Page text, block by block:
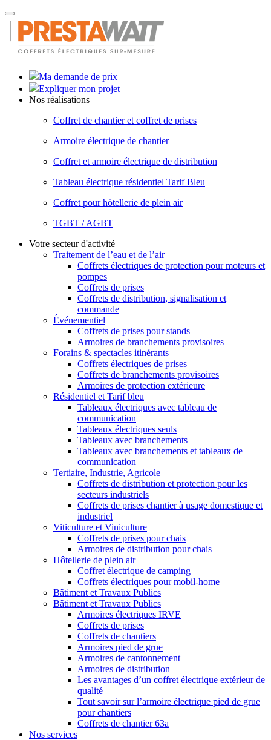
Toggle
navigation
Ma demande de prix
Expliquer mon projet
Nos réalisations
Coffret de chantier et coffret de prises
Armoire électrique de chantier
Coffret et armoire électrique de distribution
Tableau électrique résidentiel Tarif Bleu
Coffret pour hôtellerie de plein air
TGBT / AGBT
Votre secteur d'activité
Traitement de l’eau et de l’air
Coffrets électriques de protection pour moteurs et
pompes
Coffrets de prises
Coffrets de distribution, signalisation et
commande
Événementiel
Coffrets de prises pour stands
Armoires de branchements provisoires
Forains & spectacles itinérants
Coffrets électriques de prises
Coffrets de branchements provisoires
Armoires de protection extérieure
Résidentiel et Tarif bleu
Tableaux électriques avec tableau de
communication
Tableaux électriques seuls
Tableaux avec branchements
Tableaux avec branchements et tableaux de
communication
Tertiaire, Industrie, Agricole
Coffrets de distribution et protection pour les
secteurs industriels
Coffrets de prises chantier à usage domestique et
industriel
Viticulture et Viniculture
Coffrets de prises pour chais
Armoires de distribution pour chais
Hôtellerie de plein air
Coffret électrique de camping
Coffrets électriques pour mobil-home
Bâtiment et Travaux Publics
Bâtiment et Travaux Publics
Armoires électriques IRVE
Coffrets de prises
Coffrets de chantiers
Armoires pied de grue
Armoires de cantonnement
Armoires de distribution
Les avantages d’un coffret électrique extérieur de
qualité
Tout savoir sur l’armoire électrique pied de grue
pour chantiers
Coffrets de chantier 63a
Nos services